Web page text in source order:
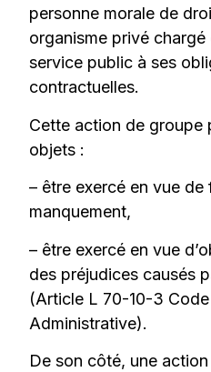
personne morale de
organisme privé chargé
service public à ses
contractuelles.
Cette action de groupe
objets :
– être exercé en vue de
manquement,
– être exercé en vue
des préjudices causés
(Article L 70-10-3
Administrative).
De son côté, une